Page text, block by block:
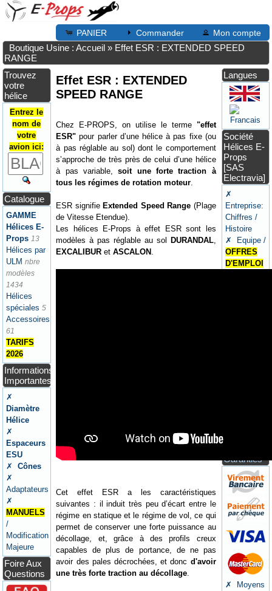
PANIER Commander Mon compte
Boutique Usine : Accueil » Effet ESR : EXTENDED SPEED
RANGE
Trouvez
votre
hélice
Entrez le
nom de
votre
avion ici:
Catalogue
GAMME
Hélices E-
Props 13
Hélices par
ULM nbre
modèles
1434
Hélices
spéciales 5
Accessoires
61
TARIFS
2026
Informations
Importantes
✗
Diamètre
Hélice
✗
Espaceurs
ESU
✗
Cônes
✗
Adaptateurs
✗
MANUELS
/
Modification
Majeure
Foire Aux
Questions
Effet ESR : EXTENDED
SPEED RANGE
Chez E-PROPS, on utilise le terme "effet
ESR" pour parler d’une hélice à pas fixe (ou
à pas réglable au sol) dont le comportement
s’approche de très près de celui d’une hélice
à pas variable,soit une forte traction à
tous les régimes de rotation moteur
ESR signifieExtended Speed Range (Plage
de Vitesse Etendue).
Les hélices E-Props à effet ESR sont les
modèles à pas réglable au sol DURANDAL,
EXCALIBUR etASCALON
Cet effet ESR a les caractéristiques
suivantes : il induit très peu d’écart entre le
régime en statique et le régime de vol, ce qui
permet de conserver une forte puissance au
décollage, et, grâce à des profils creux
capables de plus de portance, de ne pas
avoir des pales décrochées, et donc d'avoir
une très forte traction au décollage
Langues
Société
Hélices E-
Props
[SAS
Electravia]
✗
Entreprise:
Chiffres /
Histoire
✗ Equipe /
OFFRES
D'EMPLOI
Expéditions
Garanties
✗ Moyens